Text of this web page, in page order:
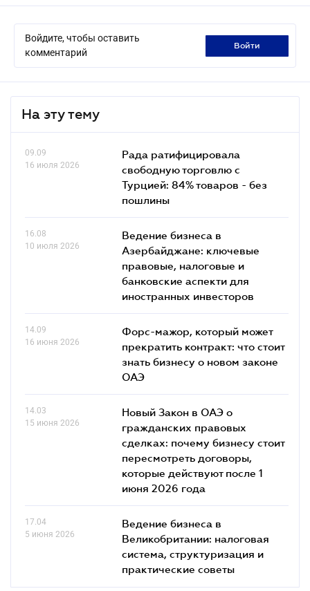
Войдите, чтобы оставить
комментарий
войти
На эту тему
09.09
16 июля 2026
Рада ратифицировала
свободную торговлю с
Турцией: 84% товаров - без
пошлины
16.08
10 июля 2026
Ведение бизнеса в
Азербайджане: ключевые
правовые, налоговые и
банковские аcпекти для
иностранных инвесторов
14.09
16 июня 2026
Форс-мажор, который может
прекратить контракт: что стоит
знать бизнесу о новом законе
ОАЭ
14.03
15 июня 2026
Новый Закон в ОАЭ о
гражданских правовых
сделках: почему бизнесу стоит
пересмотреть договоры,
которые действуют после 1
июня 2026 года
17.04
5 июня 2026
Ведение бизнеса в
Великобритании: налоговая
система, структуризация и
практические советы